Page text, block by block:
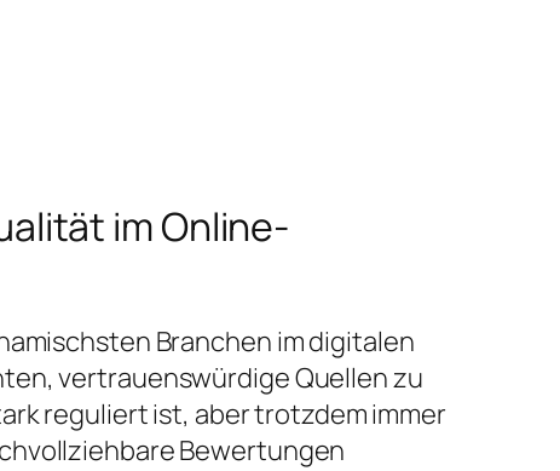
im Online-
Branchen im digitalen
vertrauenswürdige Quellen zu
reguliert ist, aber trotzdem immer
Bewertungen